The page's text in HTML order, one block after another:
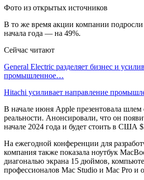
Фото из открытых источников
В то же время акции компании
начала года — на 49%.
Сейчас читают
General Electric разделяет бизнес и
промышленное…
Hitachi усиливает направление
В начале июня Apple презентовала
реальности. Анонсировали, что он
начале 2024 года и будет стоить в США
На ежегодной конференции для
компания также показала ноутбук
диагональю экрана 15 дюймов,
профессионалов Mac Studio и Mac Pro и